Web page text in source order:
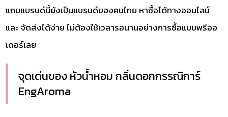
แถมแบรนด์นี้ยังเป็นแบรนด์ของคนไทย หาซื้อได้ทางออนไลน์
และ จัดส่งได้ง่าย ไม่ต้องใช้เวลารอนานอย่างการซื้อแบบพรีออ
เดอร์เลย
จุดเด่นของ หัวน้ำหอม กลิ่นดอกกรรณิการ์
EngAroma